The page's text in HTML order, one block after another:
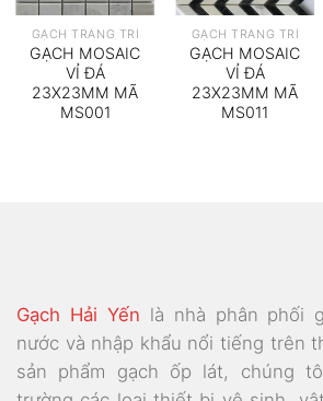
GẠCH TRANG TRÍ
GẠCH MOSAIC
VỈ ĐÁ
23X23MM MÃ
MS001
GẠCH TRANG TRÍ
GẠCH MOSAIC
VỈ ĐÁ
23X23MM MÃ
MS011
Gạch Hải Yến là nhà phân phối
nước và nhập khẩu nổi tiếng trên
sản phẩm gạch ốp lát, chúng